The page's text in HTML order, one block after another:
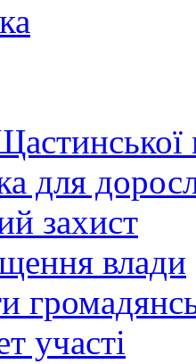
для
захист
влади
участі